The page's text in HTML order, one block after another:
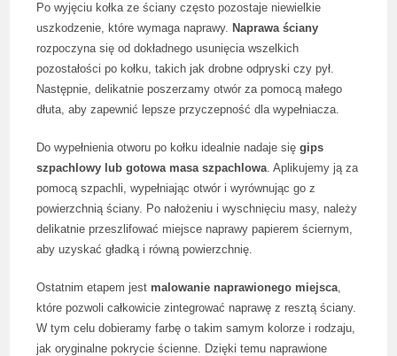
Po wyjęciu kołka ze ściany często pozostaje niewielkie
uszkodzenie, które wymaga naprawy. Naprawa ściany
rozpoczyna się od dokładnego usunięcia wszelkich
pozostałości po kołku, takich jak drobne odpryski czy pył.
Następnie, delikatnie poszerzamy otwór za pomocą małego
dłuta, aby zapewnić lepsze przyczepność dla wypełniacza.
Do wypełnienia otworu po kołku idealnie nadaje sięgips
szpachlowy lub gotowa masa szpachlowa. Aplikujemy ją za
pomocą szpachli, wypełniając otwór i wyrównując go z
powierzchnią ściany. Po nałożeniu i wyschnięciu masy, należy
delikatnie przeszlifować miejsce naprawy papierem ściernym,
aby uzyskać gładką i równą powierzchnię.
Ostatnim etapem jest malowanie naprawionego miejsca,
które pozwoli całkowicie zintegrować naprawę z resztą ściany.
W tym celu dobieramy farbę o takim samym kolorze i rodzaju,
jak oryginalne pokrycie ścienne. Dzięki temu naprawione